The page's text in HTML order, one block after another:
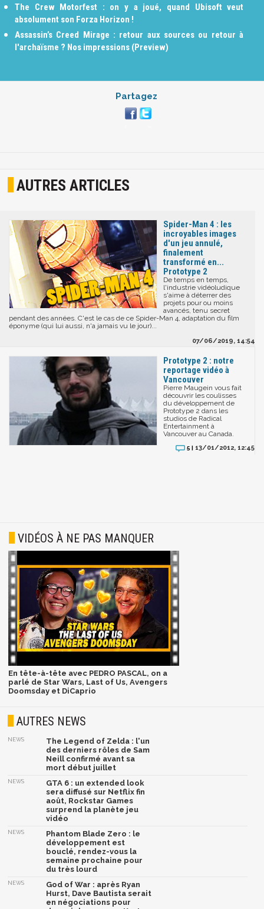
The Crew Motorfest : on y a joué, quand Ubisoft veut
absolument son Forza Horizon !
Assassin’s Creed Mirage : retour aux sources ou retour à
l'archaïsme ? Nos impressions (Preview)
Partagez
AUTRES ARTICLES
Spider-Man 4 : les
incroyables images
d'un jeu annulé,
finalement
transformé en...
Prototype 2
De temps en temps,
l'industrie vidéoludique
s'aime à déterrer des
projets pour ou moins
avancés, tenu secret
pendant des années. C'est le cas de ce Spider-Man 4, adaptation du film
éponyme (qui lui aussi, n'a jamais vu le jour)...
07/06/2019, 14:54
Prototype 2 : notre
reportage vidéo à
Vancouver
Pierre Maugein vous fait
découvrir les coulisses
du développement de
Prototype 2 dans les
studios de Radical
Entertainment à
Vancouver au Canada.
5 | 13/01/2012, 12:45
VIDÉOS À NE PAS MANQUER
En tête-à-tête avec PEDRO PASCAL, on a
parlé de Star Wars, Last of Us, Avengers
Doomsday et DiCaprio
AUTRES NEWS
NEWS
The Legend of Zelda : l'un
des derniers rôles de Sam
Neill confirmé avant sa
mort début juillet
NEWS
GTA 6 : un extended look
sera diffusé sur Netflix fin
août, Rockstar Games
surprend la planète jeu
vidéo
NEWS
Phantom Blade Zero : le
développement est
bouclé, rendez-vous la
semaine prochaine pour
du très lourd
NEWS
God of War : après Ryan
Hurst, Dave Bautista serait
en négociations pour